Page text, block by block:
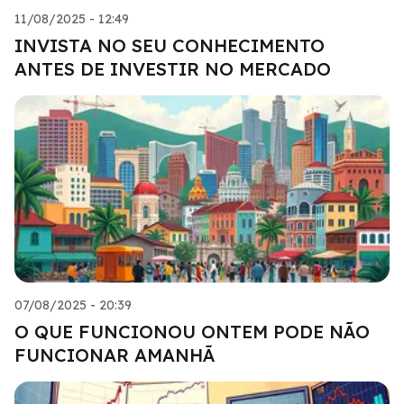
11/08/2025 - 12:49
INVISTA NO SEU CONHECIMENTO
ANTES DE INVESTIR NO MERCADO
07/08/2025 - 20:39
O QUE FUNCIONOU ONTEM PODE NÃO
FUNCIONAR AMANHÃ